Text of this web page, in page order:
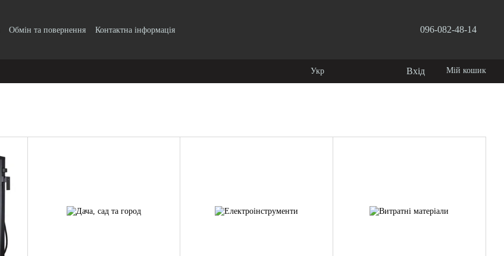
Обмін та повернення
Контактна інформація
096-082-48-14
Укр Вхід Мій кошик